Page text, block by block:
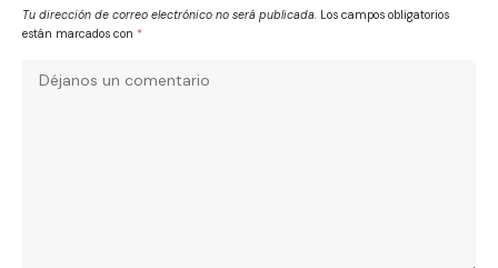
Tu dirección de correo electrónico no será publicada. Los campos obligatorios
están marcados con *